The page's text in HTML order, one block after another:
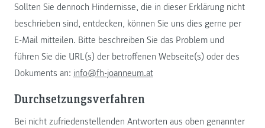
Sollten Sie dennoch Hindernisse, die in dieser Erklärung nicht
beschrieben sind, entdecken, können Sie uns dies gerne per
E-Mail mitteilen. Bitte beschreiben Sie das Problem und
führen Sie die URL(s) der betroffenen Webseite(s) oder des
Dokuments an: info@fh-joanneum.at
Durchsetzungsverfahren
Bei nicht zufriedenstellenden Antworten aus oben genannter